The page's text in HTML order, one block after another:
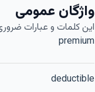
واژگان عمومی
این کلمات و عبارات
premium
deductible